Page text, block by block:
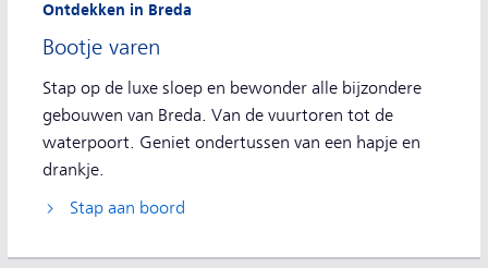
Bootje varen
Ontdekken in Breda
Stap op de luxe sloep en bewonder alle bijzondere
gebouwen van Breda. Van de vuurtoren tot de
waterpoort. Geniet ondertussen van een hapje en
drankje.
Stap aan boord